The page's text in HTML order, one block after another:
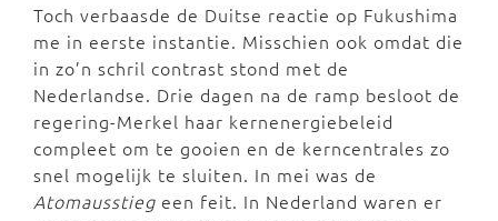
Toch verbaasde de Duitse reactie op Fukushima
me in eerste instantie. Misschien ook omdat die
in zo’n schril contrast stond met de
Nederlandse. Drie dagen na de ramp besloot de
regering-Merkel haar kernenergiebeleid
compleet om te gooien en de kerncentrales zo
snel mogelijk te sluiten. In mei was de
Atomausstieg een feit. In Nederland waren er